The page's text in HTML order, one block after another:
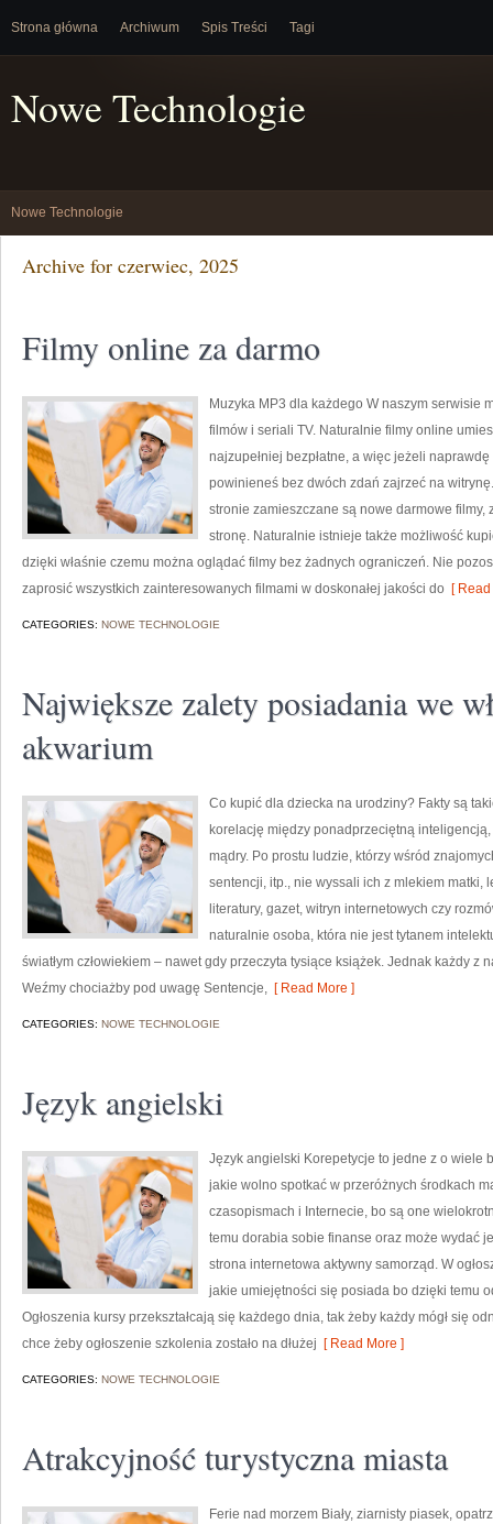
Strona główna Archiwum Spis Treści Tagi
Nowe Technologie
Nowe Technologie
Archive for czerwiec, 2025
Filmy online za darmo
Muzyka MP3 dla każdego W naszym serwisie
filmów i seriali TV. Naturalnie filmy online
najzupełniej bezpłatne, a więc jeżeli
powinieneś bez dwóch zdań zajrzeć na
stronie zamieszczane są nowe darmowe
stronę. Naturalnie istnieje także możliwość
dzięki właśnie czemu można oglądać filmy bez żadnych ograniczeń. Nie
zaprosić wszystkich zainteresowanych filmami w doskonałej jakości do [
CATEGORIES: NOWE TECHNOLOGIE
Największe zalety posiadania we
akwarium
Co kupić dla dziecka na urodziny? Fakty są
korelację między ponadprzeciętną
mądry. Po prostu ludzie, którzy wśród
sentencji, itp., nie wyssali ich z mlekiem matki,
literatury, gazet, witryn internetowych czy
naturalnie osoba, która nie jest tytanem
światłym człowiekiem – nawet gdy przeczyta tysiące książek. Jednak każdy z
Weźmy chociażby pod uwagę Sentencje, [ Read More ]
CATEGORIES: NOWE TECHNOLOGIE
Język angielski
Język angielski Korepetycje to jedne z o wiele
jakie wolno spotkać w przeróżnych środkach
czasopismach i Internecie, bo są one
temu dorabia sobie finanse oraz może wydać
strona internetowa aktywny samorząd. W
jakie umiejętności się posiada bo dzięki temu
Ogłoszenia kursy przekształcają się każdego dnia, tak żeby każdy mógł się
chce żeby ogłoszenie szkolenia zostało na dłużej [ Read More ]
CATEGORIES: NOWE TECHNOLOGIE
Atrakcyjność turystyczna miasta
Ferie nad morzem Biały, ziarnisty piasek,